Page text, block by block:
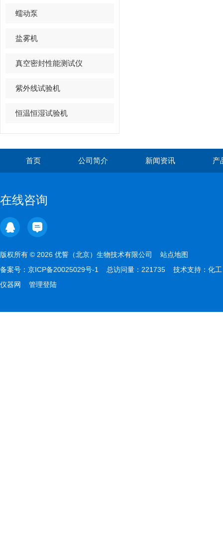
蠕动泵
盐雾机
真空密封性能测试仪
紫外线试验机
恒温恒湿试验机
首页 公司简介 新闻资讯 产
在线咨询
版权所有 © 2026 优誓（北京）生物技术有限公司 站点地图
备案号： 京ICP备20025029号-1 总访问量：221735 技术支持： 化工
仪器网
管理登陆